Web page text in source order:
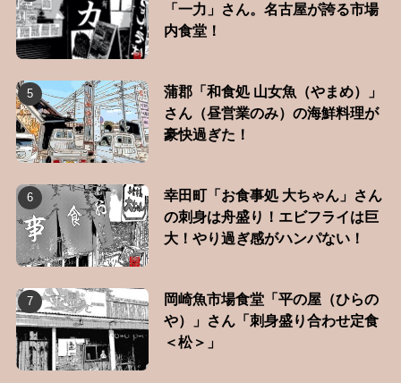
「一力」さん。名古屋が誇る市場
内食堂！
蒲郡「和食処 山女魚（やまめ）」
さん（昼営業のみ）の海鮮料理が
豪快過ぎた！
幸田町「お食事処 大ちゃん」さん
の刺身は舟盛り！エビフライは巨
大！やり過ぎ感がハンパない！
岡崎魚市場食堂「平の屋（ひらの
や）」さん「刺身盛り合わせ定食
＜松＞」